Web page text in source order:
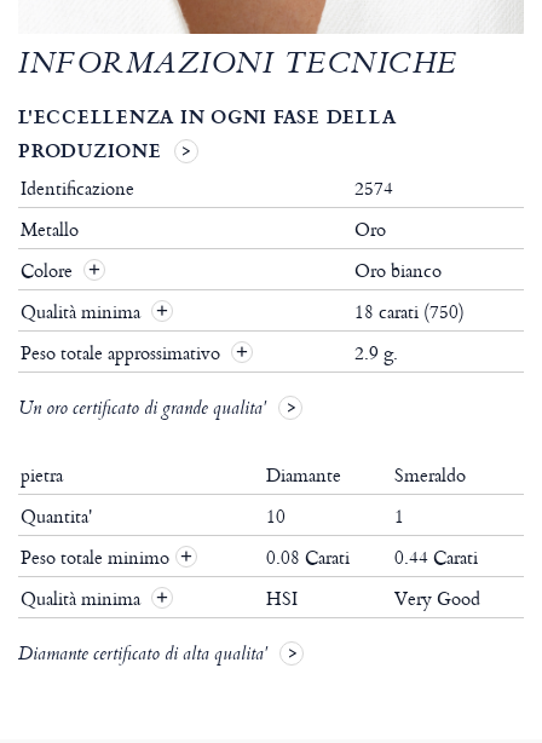
INFORMAZIONI TECNICHE
L'ECCELLENZA IN OGNI FASE DELLA
PRODUZIONE
Identificazione
2574
Metallo
Oro
Colore
Oro bianco
Qualità minima
18 carati (750)
Peso totale approssimativo
2.9 g.
Un oro certificato di grande qualita'
pietra Diamante
Smeraldo
Quantita'
10
1
Peso totale minimo + 0.08 Carati
0.44 Carati
Qualità minima + HSI Very Good
Diamante certificato di alta qualita'